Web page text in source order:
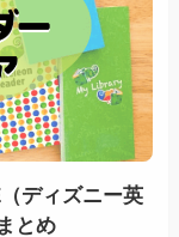
ディズニー英
とめ